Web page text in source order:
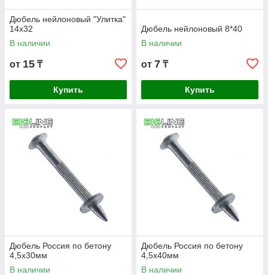
Дюбель нейлоновый "Улитка"
14х32
В наличии
от 15 ₸
Купить
Дюбель нейлоновый 8*40
В наличии
от 7 ₸
Купить
Дюбель Россия по бетону
4,5х30мм
В наличии
Дюбель Россия по бетону
4,5х40мм
В наличии